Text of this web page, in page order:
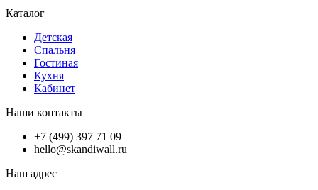
Каталог
Детская
Спальня
Гостиная
Кухня
Кабинет
Наши контакты
+7 (499) 397 71 09
hello@skandiwall.ru
Наш адрес